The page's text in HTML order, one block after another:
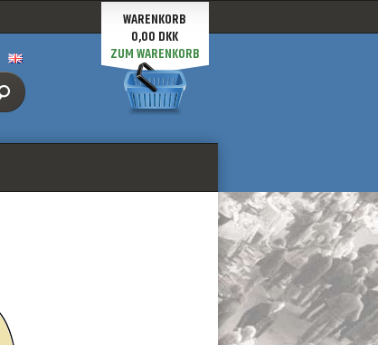
WARENKORB
0,00 DKK
ZUM WARENKORB